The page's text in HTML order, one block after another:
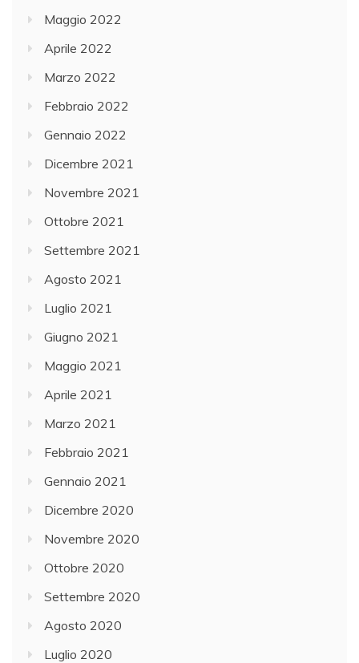
Maggio 2022
Aprile 2022
Marzo 2022
Febbraio 2022
Gennaio 2022
Dicembre 2021
Novembre 2021
Ottobre 2021
Settembre 2021
Agosto 2021
Luglio 2021
Giugno 2021
Maggio 2021
Aprile 2021
Marzo 2021
Febbraio 2021
Gennaio 2021
Dicembre 2020
Novembre 2020
Ottobre 2020
Settembre 2020
Agosto 2020
Luglio 2020